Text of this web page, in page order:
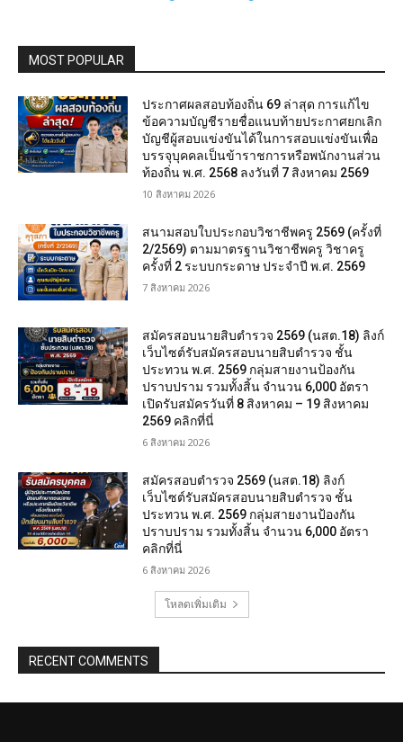
MOST POPULAR
ประกาศผลสอบท้องถิ่น 69 ล่าสุด การแก้ไข
ข้อความบัญชีรายชื่อแนบท้ายประกาศยกเลิก
บัญชีผู้สอบแข่งขันได้ในการสอบแข่งขันเพื่อ
บรรจุบุคคลเป็นข้าราชการหรือพนักงานส่วน
ท้องถิ่น พ.ศ. 2568 ลงวันที่ 7 สิงหาคม 2569
10 สิงหาคม 2026
สนามสอบใบประกอบวิชาชีพครู 2569 (ครั้งที่
2/2569) ตามมาตรฐานวิชาชีพครู วิชาครู
ครั้งที่ 2 ระบบกระดาษ ประจำปี พ.ศ. 2569
7 สิงหาคม 2026
สมัครสอบนายสิบตำรวจ 2569 (นสต.18) ลิงก์
เว็บไซต์รับสมัครสอบนายสิบตำรวจ ชั้น
ประทวน พ.ศ. 2569 กลุ่มสายงานป้องกัน
ปราบปราม รวมทั้งสิ้น จำนวน 6,000 อัตรา
เปิดรับสมัครวันที่ 8 สิงหาคม – 19 สิงหาคม
2569 คลิกที่นี่
6 สิงหาคม 2026
สมัครสอบตํารวจ 2569 (นสต.18) ลิงก์
เว็บไซต์รับสมัครสอบนายสิบตำรวจ ชั้น
ประทวน พ.ศ. 2569 กลุ่มสายงานป้องกัน
ปราบปราม รวมทั้งสิ้น จำนวน 6,000 อัตรา
คลิกที่นี่
6 สิงหาคม 2026
โหลดเพิ่มเติม
RECENT COMMENTS